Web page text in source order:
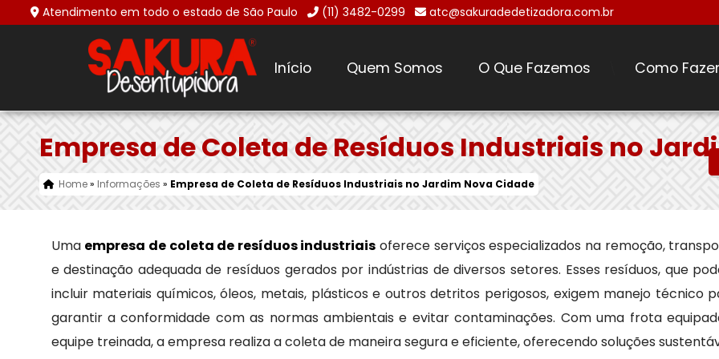
Atendimento em todo o estado de São Paulo (11) 3482-0299 atc@sakuradedetizadora.com.br
Início Quem Somos O Que Fazemos Como
Empresa de Coleta de Resíduos Industriais no
Home» Informações » Empresa de Coleta de Resíduos Industriais no Jardim Nova Cidade
Uma empresa de coleta de resíduos industriais oferece serviços especializados na remoção,
e destinação adequada de resíduos gerados por indústrias de diversos setores. Esses resíduos, que
incluir materiais químicos, óleos, metais, plásticos e outros detritos perigosos, exigem manejo técnico
garantir a conformidade com as normas ambientais e evitar contaminações. Com uma frota
equipe treinada, a empresa realiza a coleta de maneira segura e eficiente, oferecendo soluções